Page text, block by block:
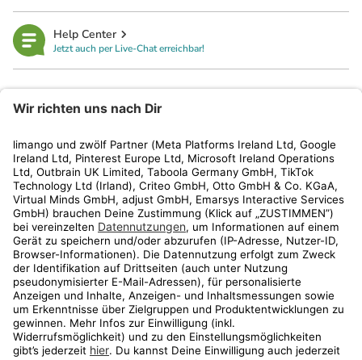
Help Center
Jetzt auch per Live-Chat erreichbar!
Kundenservice
Shop
Aktionen
Travel